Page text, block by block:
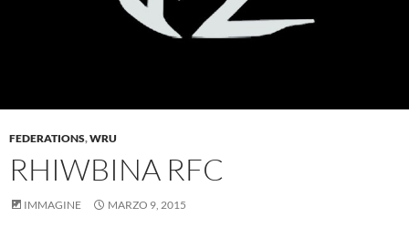
FEDERATIONS,WRU
RHIWBINA RFC
IMMAGINE MARZO 9, 2015